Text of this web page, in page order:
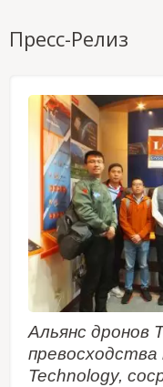
Пресс-Релиз
Альянс дронов
Technology,